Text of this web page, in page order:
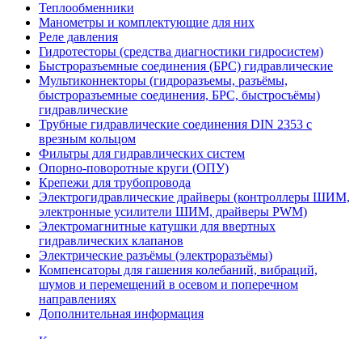
Теплообменники
Манометры и комплектующие для них
Реле давления
Гидротесторы (средства диагностики гидросистем)
Быстроразъемные соединения (БРС) гидравлические
Мультиконнекторы (гидроразъемы, разъёмы,
быстроразъемные соединения, БРС, быстросъёмы)
гидравлические
Трубные гидравлические соединения DIN 2353 с
врезным кольцом
Фильтры для гидравлических систем
Опорно-поворотные круги (ОПУ)
Крепежи для трубопровода
Электрогидравлические драйверы (контроллеры ШИМ,
электронные усилители ШИМ, драйверы PWM)
Электромагнитные катушки для ввертных
гидравлических клапанов
Электрические разъёмы (электроразъёмы)
Компенсаторы для гашения колебаний, вибраций,
шумов и перемещений в осевом и поперечном
направлениях
Дополнительная информация